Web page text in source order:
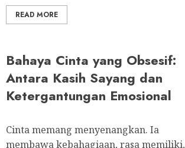
READ MORE
Bahaya Cinta yang Obsesif:
Antara Kasih Sayang dan
Ketergantungan Emosional
Cinta memang menyenangkan. Ia
membawa kebahagiaan, rasa memiliki,